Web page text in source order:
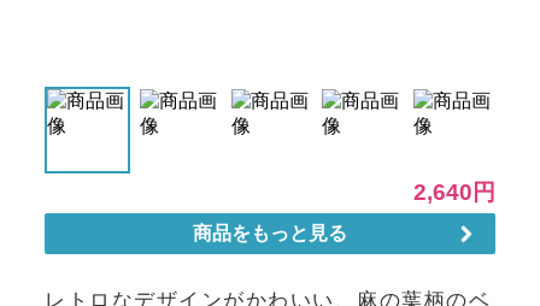
レトロなデザインがかわいい、麻の葉柄のベ